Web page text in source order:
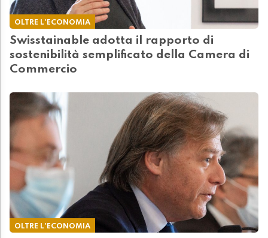
OLTRE L'ECONOMIA
Swisstainable adotta il rapporto di
sostenibilità semplificato della Camera di
Commercio
OLTRE L'ECONOMIA